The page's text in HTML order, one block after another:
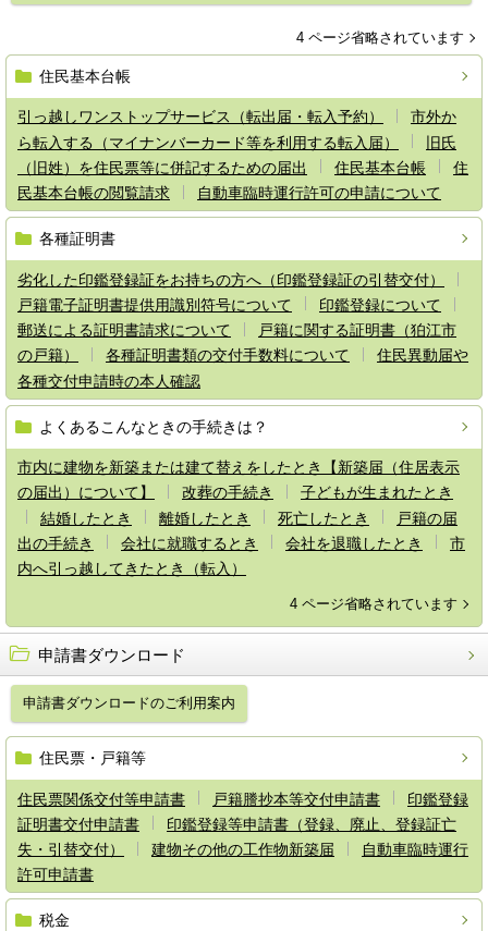
4 ページ省略されています
住民基本台帳
引っ越しワンストップサービス（転出届・転入予約）
市外か
ら転入する（マイナンバーカード等を利用する転入届）
旧氏
（旧姓）を住民票等に併記するための届出
住民基本台帳
住
民基本台帳の閲覧請求
自動車臨時運行許可の申請について
各種証明書
劣化した印鑑登録証をお持ちの方へ（印鑑登録証の引替交付）
戸籍電子証明書提供用識別符号について
印鑑登録について
郵送による証明書請求について
戸籍に関する証明書（狛江市
の戸籍）
各種証明書類の交付手数料について
住民異動届や
各種交付申請時の本人確認
よくあるこんなときの手続きは？
市内に建物を新築または建て替えをしたとき【新築届（住居表示
の届出）について】
改葬の手続き
子どもが生まれたとき
結婚したとき
離婚したとき 死亡したとき
戸籍の届
出の手続き
会社に就職するとき 会社を退職したとき
市
内へ引っ越してきたとき（転入）
4 ページ省略されています
申請書ダウンロード
申請書ダウンロードのご利用案内
住民票・戸籍等
住民票関係交付等申請書 戸籍謄抄本等交付申請書
印鑑登録
証明書交付申請書
印鑑登録等申請書（登録、廃止、登録証亡
失・引替交付）
建物その他の工作物新築届
自動車臨時運行
許可申請書
税金